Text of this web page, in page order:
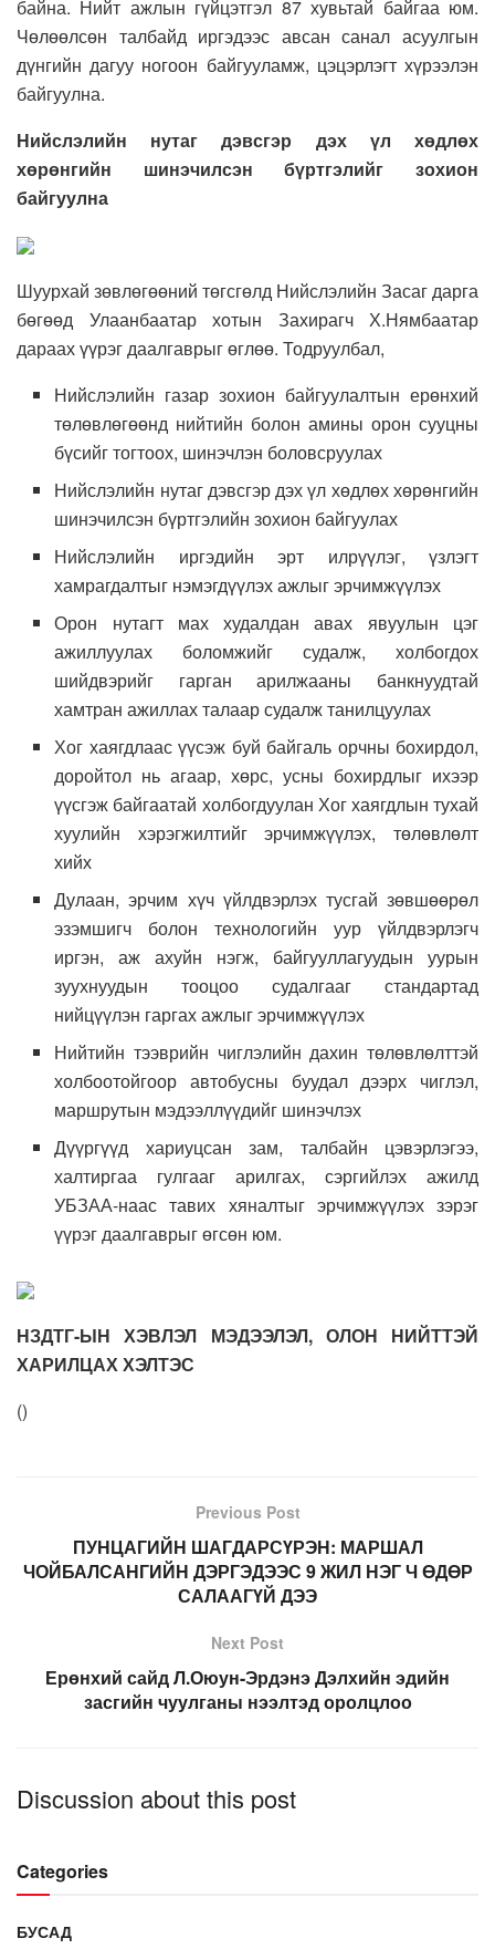
байна. Нийт ажлын гүйцэтгэл 87 хувьтай байгаа юм.
Чөлөөлсөн талбайд иргэдээс авсан санал асуулгын
дүнгийн дагуу ногоон байгууламж, цэцэрлэгт хүрээлэн
байгуулна.
Нийслэлийн нутаг дэвсгэр дэх үл хөдлөх
хөрөнгийн шинэчилсэн бүртгэлийг зохион
байгуулна
Шуурхай зөвлөгөөний төгсгөлд Нийслэлийн Засаг дарга
бөгөөд Улаанбаатар хотын Захирагч Х.Нямбаатар
дараах үүрэг даалгаврыг өглөө. Тодруулбал,
Нийслэлийн газар зохион байгуулалтын ерөнхий
төлөвлөгөөнд нийтийн болон амины орон сууцны
бүсийг тогтоох, шинэчлэн боловсруулах
Нийслэлийн нутаг дэвсгэр дэх үл хөдлөх хөрөнгийн
шинэчилсэн бүртгэлийн зохион байгуулах
Нийслэлийн иргэдийн эрт илрүүлэг, үзлэгт
хамрагдалтыг нэмэгдүүлэх ажлыг эрчимжүүлэх
Орон нутагт мах худалдан авах явуулын цэг
ажиллуулах боломжийг судалж, холбогдох
шийдвэрийг гарган арилжааны банкнуудтай
хамтран ажиллах талаар судалж танилцуулах
Хог хаягдлаас үүсэж буй байгаль орчны бохирдол,
доройтол нь агаар, хөрс, усны бохирдлыг ихээр
үүсгэж байгаатай холбогдуулан Хог хаягдлын тухай
хуулийн хэрэгжилтийг эрчимжүүлэх, төлөвлөлт
хийх
Дулаан, эрчим хүч үйлдвэрлэх тусгай зөвшөөрөл
эзэмшигч болон технологийн уур үйлдвэрлэгч
иргэн, аж ахуйн нэгж, байгууллагуудын уурын
зуухнуудын тооцоо судалгааг стандартад
нийцүүлэн гаргах ажлыг эрчимжүүлэх
Нийтийн тээврийн чиглэлийн дахин төлөвлөлттэй
холбоотойгоор автобусны буудал дээрх чиглэл,
маршрутын мэдээллүүдийг шинэчлэх
Дүүргүүд хариуцсан зам, талбайн цэвэрлэгээ,
халтиргаа гулгааг арилгах, сэргийлэх ажилд
УБЗАА-наас тавих хяналтыг эрчимжүүлэх зэрэг
үүрэг даалгаврыг өгсөн юм.
НЗДТГ-ЫН ХЭВЛЭЛ МЭДЭЭЛЭЛ, ОЛОН НИЙТТЭЙ
ХАРИЛЦАХ ХЭЛТЭС
()
Previous Post
ПУНЦАГИЙН ШАГДАРСҮРЭН: МАРШАЛ
ЧОЙБАЛСАНГИЙН ДЭРГЭДЭЭС 9 ЖИЛ НЭГ Ч ӨДӨР
САЛААГҮЙ ДЭЭ
Next Post
Ерөнхий сайд Л.Оюун-Эрдэнэ Дэлхийн эдийн
засгийн чуулганы нээлтэд оролцлоо
Discussion about this post
Categories
БУСАД